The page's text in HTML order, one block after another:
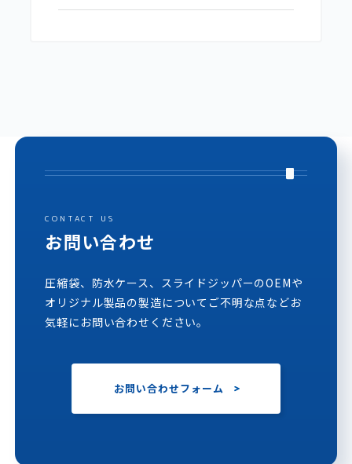
CONTACT US
お問い合わせ
圧縮袋、防水ケース、スライドジッパーのOEMや
オリジナル製品の製造についてご不明な点などお
気軽にお問い合わせください。
お問い合わせフォーム